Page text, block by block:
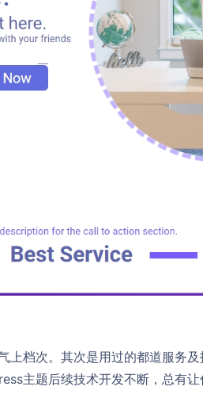
上档次。其次是用过的都道服务
主题后续技术开发不断，总有让